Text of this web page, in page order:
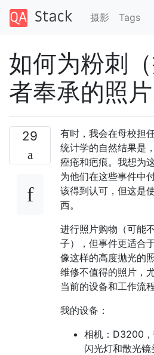
摄影 Tags
如何为粉刺
者奉承的照片
29
有时，我会在母校担
统计学的自然结果是
痤疮和疤痕。我想为
为他们在这些事件中
该得到认可，但这是
西。
进行照片购物（可能
子），但事件更适合
像这样的高度抛光的
维修不值得的照片，
当前的设备和工作流
我的设备：
相机：D3200
闪光灯和散光